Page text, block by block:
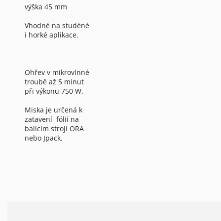
výška 45 mm
Vhodné na studéné
i horké aplikace.
Ohřev v mikrovlnné
troubě až 5 minut
při výkonu 750 W.
Miska je určená k
zatavení fólií na
balicím stroji ORA
nebo Jpack.